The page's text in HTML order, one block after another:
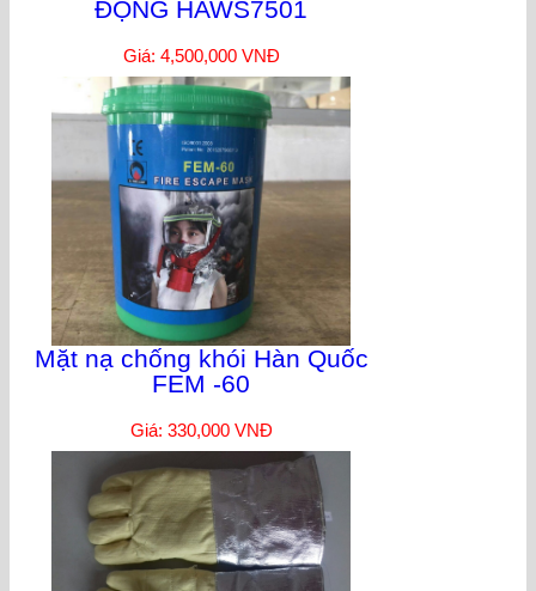
ĐỘNG HAWS7501
Giá: 4,500,000 VNĐ
Mặt nạ chống khói Hàn Quốc
FEM -60
Giá: 330,000 VNĐ